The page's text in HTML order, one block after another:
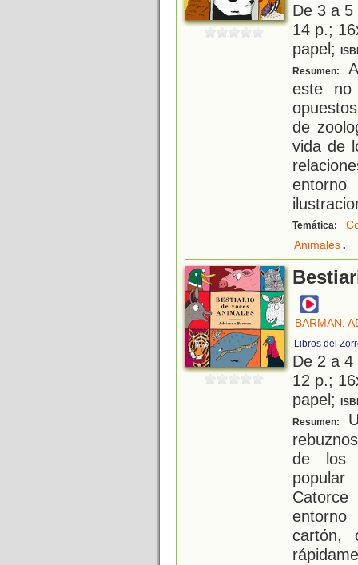
De 3 a
14 p.;
papel;
Resumen:
este
de
vida de
Temática:
Animales.
BARMAN,
Libros del
De 2 a
12 p.;
papel;
Resumen:
de los
entorno
cartón,